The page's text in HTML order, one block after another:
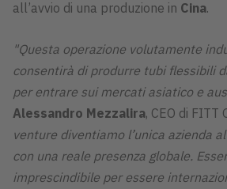
all’avvio di una produzione in Cina.
"Questa operazione volutamente
consentirà di produrre tubi flessibili
per entrare sui mercati asiatico e
Alessandro Mezzalira, CEO di FITT
venture diventiamo l’unica azienda
con una reale presenza globale.
imprescindibile per essere